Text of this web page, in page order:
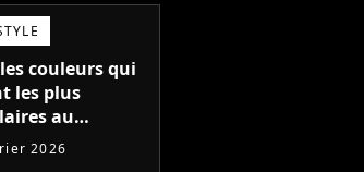
couleurs qui
les plus
au
2026
2026